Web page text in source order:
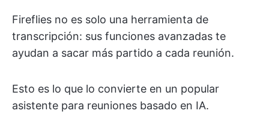
Fireflies no es solo una herramienta de
transcripción: sus funciones avanzadas te
ayudan a sacar más partido a cada reunión.
Esto es lo que lo convierte en un popular
asistente para reuniones basado en IA.